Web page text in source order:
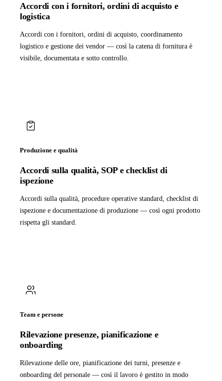
Accordi con i fornitori, ordini di acquisto e
logistica
Accordi con i fornitori, ordini di acquisto, coordinamento
logistico e gestione dei vendor — così la catena di fornitura è
visibile, documentata e sotto controllo.
Produzione e qualità
Accordi sulla qualità, SOP e checklist di
ispezione
Accordi sulla qualità, procedure operative standard, checklist di
ispezione e documentazione di produzione — così ogni prodotto
rispetta gli standard.
Team e persone
Rilevazione presenze, pianificazione e
onboarding
Rilevazione delle ore, pianificazione dei turni, presenze e
onboarding del personale — così il lavoro è gestito in modo